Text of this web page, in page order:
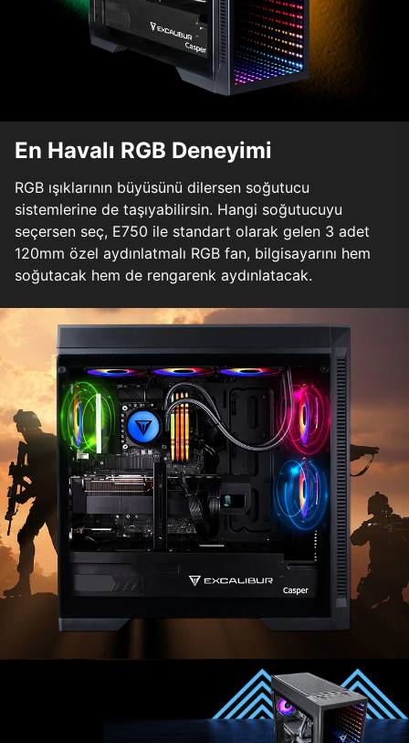
En Havalı RGB Deneyimi
RGB ışıklarının büyüsünü dilersen soğutucu
sistemlerine de taşıyabilirsin. Hangi soğutucuyu
seçersen seç, E750 ile standart olarak gelen 3 adet
120mm özel aydınlatmalı RGB fan, bilgisayarını hem
soğutacak hem de rengarenk aydınlatacak.